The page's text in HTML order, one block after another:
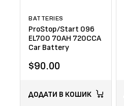
BATTERIES
ProStop/Start 096
EL700 70AH 720CCA
Car Battery
$90.00
ДОДАТИ В КОШИК